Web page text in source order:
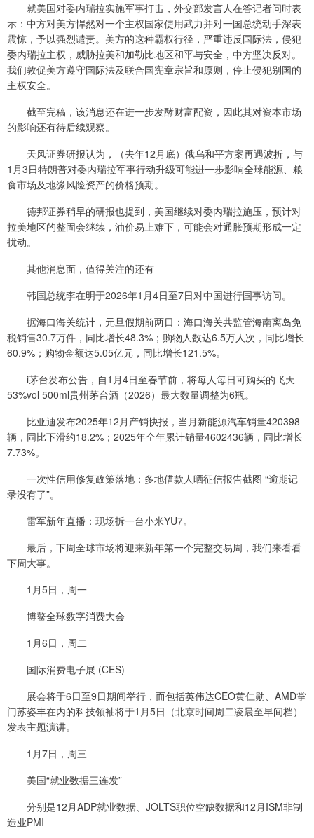
就美国对委内瑞拉实施军事打击，外交部发言人在答记者问时表
示：中方对美方悍然对一个主权国家使用武力并对一国总统动手深表
震惊，予以强烈谴责。美方的这种霸权行径，严重违反国际法，侵犯
委内瑞拉主权，威胁拉美和加勒比地区和平与安全，中方坚决反对。
我们敦促美方遵守国际法及联合国宪章宗旨和原则，停止侵犯别国的
主权安全。
截至完稿，该消息还在进一步发酵财富配资，因此其对资本市场
的影响还有待后续观察。
天风证券研报认为，（去年12月底）俄乌和平方案再遇波折，与
1月3日特朗普对委内瑞拉军事行动升级可能进一步影响全球能源、粮
食市场及地缘风险资产的价格预期。
德邦证券稍早的研报也提到，美国继续对委内瑞拉施压，预计对
拉美地区的整固会继续，油价易上难下，可能会对通胀预期形成一定
扰动。
其他消息面，值得关注的还有——
韩国总统李在明于2026年1月4日至7日对中国进行国事访问。
据海口海关统计，元旦假期前两日：海口海关共监管海南离岛免
税销售30.7万件，同比增长48.3%；购物人数达6.5万人次，同比增长
60.9%；购物金额达5.05亿元，同比增长121.5%。
i茅台发布公告，自1月4日至春节前，将每人每日可购买的飞天
53%vol 500ml贵州茅台酒（2026）最大数量调整为6瓶。
比亚迪发布2025年12月产销快报，当月新能源汽车销量420398
辆，同比下滑约18.2%；2025年全年累计销量4602436辆，同比增长
7.73%。
一次性信用修复政策落地：多地借款人晒征信报告截图 “逾期记
录没有了”。
雷军新年直播：现场拆一台小米YU7。
最后，下周全球市场将迎来新年第一个完整交易周，我们来看看
下周大事。
1月5日，周一
博鳌全球数字消费大会
1月6日，周二
国际消费电子展 (CES)
展会将于6日至9日期间举行，而包括英伟达CEO黄仁勋、AMD掌
门苏姿丰在内的科技领袖将于1月5日（北京时间周二凌晨至早间档）
发表主题演讲。
1月7日，周三
美国“就业数据三连发”
分别是12月ADP就业数据、JOLTS职位空缺数据和12月ISM非制
造业PMI